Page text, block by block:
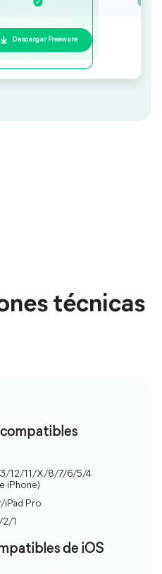
FoneTool
técnicas
12/11/X/8/7/6/5/4
iPhone)
iPad Pro
1
de iOS